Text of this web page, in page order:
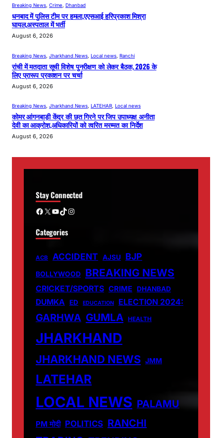
Breaking News Crime Dhanbad
धनबाद में पुलिस टीम पर हमला,एएसआई हरिप्रकाश मिश्रा
घायल,अस्पताल में भर्ती
August 6, 2026
Breaking News Jharkhand News Local news Ranchi
रांची में मतदाता सूची विशेष पुनरीक्षण को लेकर बैठक, 2026 के
लिए प्रारूप प्रकाशन पर चर्चा
August 6, 2026
Breaking News, Jharkhand News, LATEHAR, Local news
कोमर आंगनबाड़ी केंद्र की छत गिरने पर जिप उपाध्यक्ष अनीता
देवी का आक्रोश,अधिकारियों को त्वरित मरम्मत का निर्देश
August 6, 2026
Stay Connected
Facebook X YouTube TikTok Instagram
Categories
ACB ACCIDENT AJSU BJP
BOLLYWOOD BREAKING NEWS
CRICKET/SPORTS CRIME DHANBAD
DUMKA ED EDUCATION ELECTION 2024:
GARHWA GUMLA HEALTH
JHARKHAND
JHARKHAND NEWS JMM
LATEHAR
LOCAL NEWS PALAMU
PM मोदी POLITICS RANCHI